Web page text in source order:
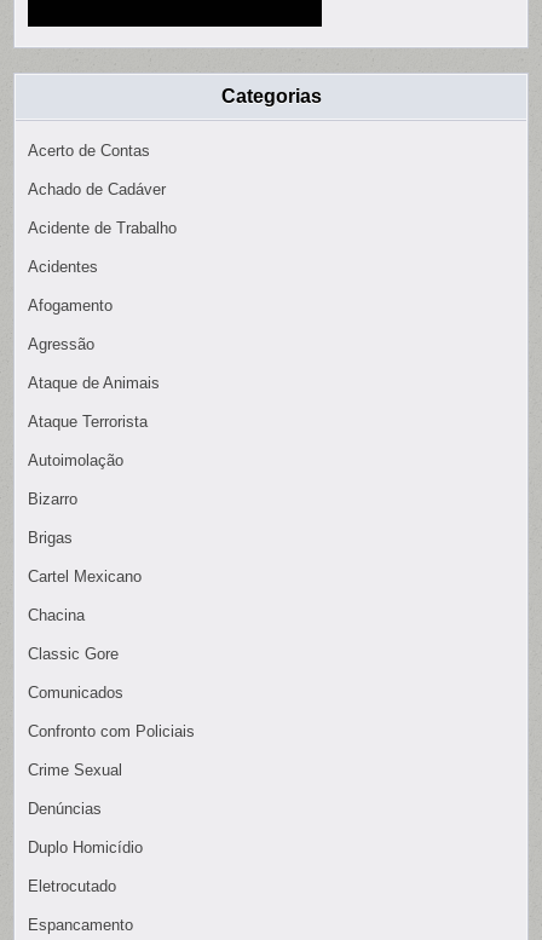
Categorias
Acerto de Contas
Achado de Cadáver
Acidente de Trabalho
Acidentes
Afogamento
Agressão
Ataque de Animais
Ataque Terrorista
Autoimolação
Bizarro
Brigas
Cartel Mexicano
Chacina
Classic Gore
Comunicados
Confronto com Policiais
Crime Sexual
Denúncias
Duplo Homicídio
Eletrocutado
Espancamento